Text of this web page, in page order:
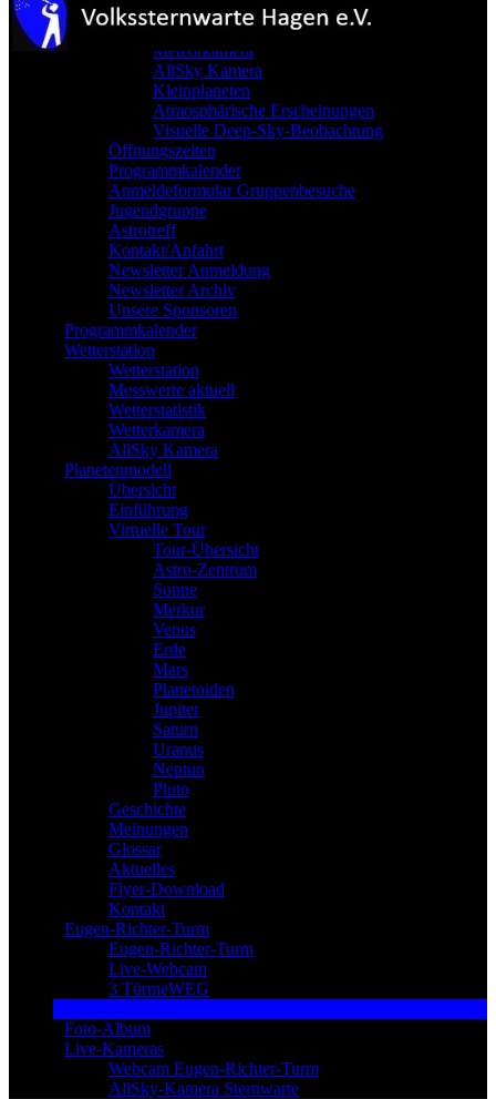
Teleskope
Astrofotografie
Meteorkamera
AllSky Kamera
Kleinplaneten
Atmosphärische Erscheinungen
Visuelle Deep-Sky-Beobachtung
Öffnungszeiten
Programmkalender
Anmeldeformular Gruppenbesuche
Jugendgruppe
Astrotreff
Kontakt/Anfahrt
Newsletter Anmeldung
Newsletter Archiv
Unsere Sponsoren
Programmkalender
Wetterstation
Wetterstation
Messwerte aktuell
Wetterstatistik
Wetterkamera
AllSky Kamera
Planetenmodell
Übersicht
Einführung
Virtuelle Tour
Tour-Übersicht
Astro-Zentrum
Sonne
Merkur
Venus
Erde
Mars
Planetoiden
Jupiter
Saturn
Uranus
Neptun
Pluto
Geschichte
Meinungen
Glossar
Aktuelles
Flyer-Download
Kontakt
Eugen-Richter-Turm
Eugen-Richter-Turm
Live-Webcam
3 TürmeWEG
Foto-Album
Live-Kameras
Webcam Eugen-Richter-Turm
AllSky-Kamera Sternwarte